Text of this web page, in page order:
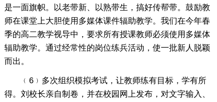
是一面旗帜。以老带新、以熟带生，搞好传帮带。鼓励教
师在课堂上大胆使用多媒体课件辐助教学。我们在今年春
季的高二教学视导中，要求所有授课教师必须使用多媒体
辐助教学。通过经常性的岗位练兵活动，使一批新人脱颖
而出。
﹙6﹚多次组织模拟考试，让教师练有目标，学有所
得。刘校长亲自制卷，并在校园网上发布，对文字输入、